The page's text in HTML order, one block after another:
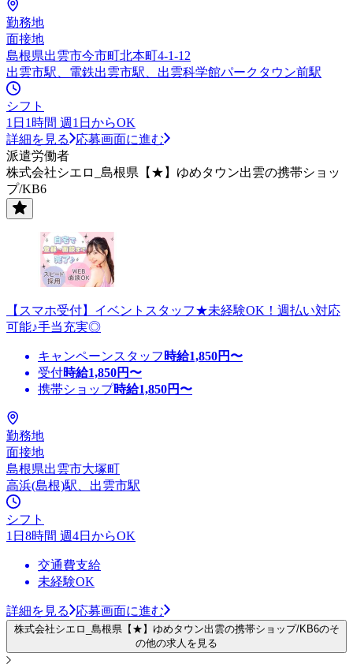
勤務地
面接地
島根県出雲市今市町北本町4-1-12
出雲市駅、電鉄出雲市駅、出雲科学館パークタウン前駅
シフト
1日1時間 週1日からOK
詳細を見る
応募画面に進む
派遣労働者
株式会社シエロ_島根県【★】ゆめタウン出雲の携帯ショッ
プ/KB6
【スマホ受付】イベントスタッフ★未経験OK！週払い対応
可能♪手当充実◎
キャンペーンスタッフ 時給1,850円〜
受付時給1,850円〜
携帯ショップ時給1,850円〜
勤務地
面接地
島根県出雲市大塚町
高浜(島根)駅、出雲市駅
シフト
1日8時間 週4日からOK
交通費支給
未経験OK
詳細を見る 応募画面に進む
株式会社シエロ_島根県【★】ゆめタウン出雲の携帯ショップ/KB6のそ
の他の求人を見る